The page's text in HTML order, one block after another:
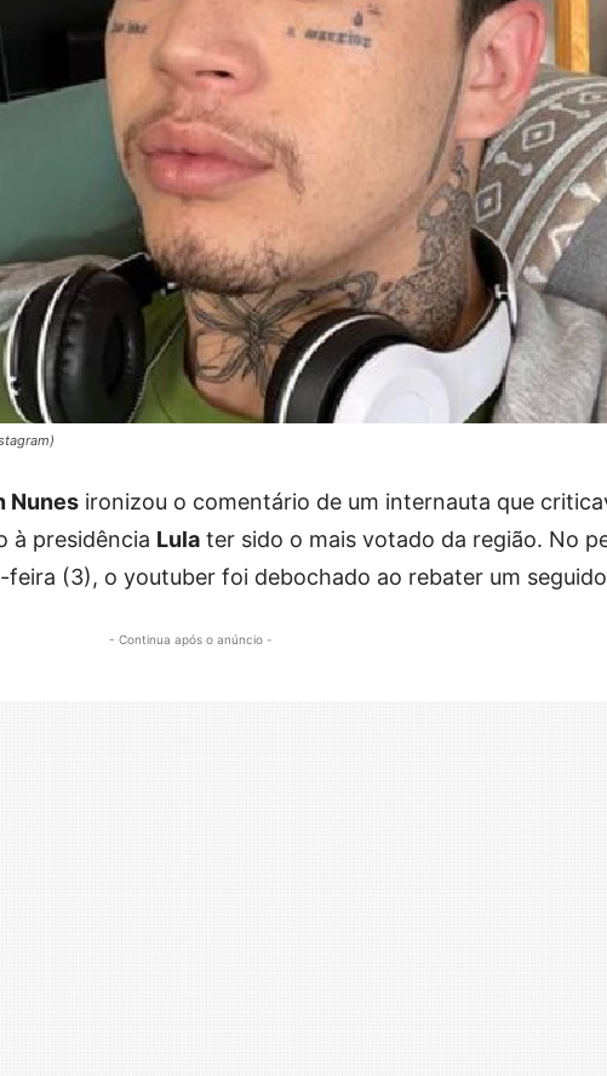
Nunes ironizou o comentário de um internauta que
à presidência Lula ter sido o mais votado da região. No
(3), o youtuber foi debochado ao rebater um
- Continua após o anúncio -